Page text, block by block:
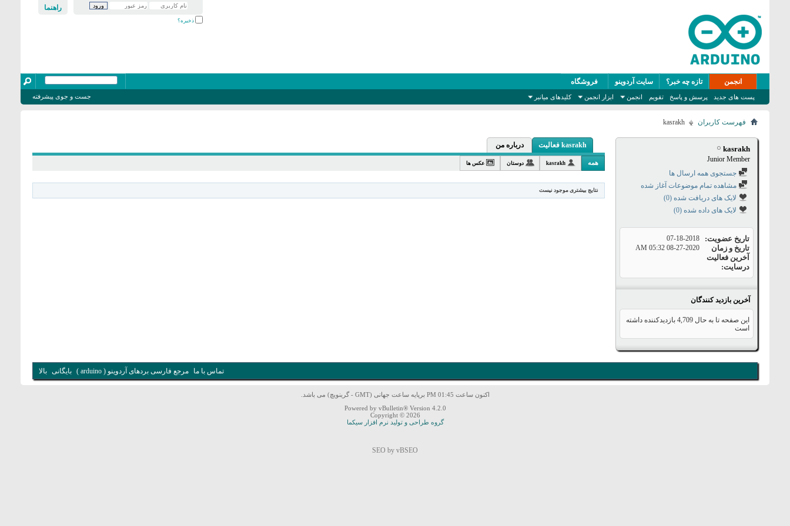
راهنما
ذخیره؟
انجمن
پست های جدید پرسش و پاسخ تقویم انجمن ابزار انجمن کلیدهای میانبر
تازه چه خبر؟ سایت آردوینو فروشگاه
جست و جوی پیشرفته
فهرست کاربران kasrakh
kasrakh
Junior Member
جستجوی همه ارسال ها
مشاهده تمام موضوعات آغاز شده
لایک های دریافت شده (0)
لایک های داده شده (0)
تاریخ عضویت 07-18-2018
تاریخ و زمان
آخرین فعالیت
درسایت
08-27-2020
05:32 AM
آخرین بازدید کنندگان
این صفحه تا به حال 4,709 بازدیدکننده داشته
است
kasrakh فعالیت درباره من
همه kasrakh دوستان عکس ها
نتایج بیشتری موجود نیست
تماس با ما مرجع فارسی بردهای آردوینو ( arduino ) بایگانی بالا
اکنون ساعت 01:45 PM برپایه ساعت جهانی (GMT - گرینویچ) می باشد.
Powered by vBulletin® Version 4.2.0
Copyright © 2026
گروه طراحی و تولید نرم افزار سیکما
SEO by vBSEO